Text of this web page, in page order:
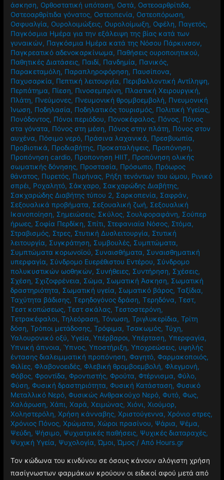
άσκηση, Ορθοστατική υπόταση, Οστά, Οστεοαρθρίτιδα,
Οστεοαρθρίτιδα γόνατος, Οστεοπενία, Οστεοπόρωση,
Οσφυαλγία, Ουρολοιμώξεις, Ουρολοίμωξη, Οφέλη, Παγετός,
Παγκόσμια Ημέρα για την εξάλειψη της βίας κατά των
γυναικών, Παγκόσμια Ημέρα κατά της Νόσου Πάρκινσον,
Παγκρεατικό αδενοκαρκίνωμα, Παθήσεις ουροποιητικού,
Παθητικές Διατάσεις, Παιδί, Πανδημία, Πανικός,
Παρακεταμόλη, Παραπληροφόρηση, Παυσίπονα,
Παχυσαρκία, Πεπτική λειτουργία, Περιβαλλοντική Αντίληψη,
Περπάτημα, Πίεση, Πινοσεμπρίνη, Πλαστική Χειρουργική,
Πλάτη, Πνεύμονες, Πνευμονική θρομβοεμβολή, Πνευμονική
Ίνωση, Ποδηλασία, Ποδηλατικός τουρισμός, Πολιτική Υγείας,
Πονόδοντος, Πόνοι περιόδου, Πονοκέφαλος, Πόνος, Πόνος
στα γόνατα, Πόνος στη μέση, Πόνος στην πλάτη, Πόνος στον
αυχένα, Πόσιμο νερό, Πράσινα λαχανικά, Πρεσβυωπία,
Προβιοτικά, Προδιαβήτης, Προκαταλήψεις, Προπόνηση,
Προπόνηση cardio, Προπονηση HIIT, Προπόνηση ολικής
σωματικής δόνησης, Προστασία, Πρόσωπο, Πρόωρος
θάνατος, Πυρετός, Πυρήνας, Ρήξη τενόντων του ώμου, Ρινικό
σπρέι, Ροχαλητό, Σάκχαρο, Σακχαρώδης Διαβήτης,
Σακχαρώδης Διαβήτης τύπου 2, Σαρκοπενία, Σαφράν,
Σεξουαλικά προβήματα, Σεξουαλική ζωή, Σεξουαλική
Ικανοποίηση, Σημειώσεις, Σκύλος, Σουλφοραφάνη, Σούπερ
ήρωες, Σοφία Περδίκη, Σπίτι, Στεφανιαία Νόσος, Στόμα,
Στραβισμός, Στρες, Στυτική Δυσλειτουργία, Στυτική
λειτουργία, Συγκράτηση, Συμβουλές, Συμπτώματα,
Συμπτώματα κορωνοϊού, Συναισθήματα, Συναισθηματική
υπερφαγία, Σύνδρομο Ευερέθιστου Εντέρου, Σύνδρομο
πολυκυστικών ωοθηκών, Συνήθειες, Συντήρηση, Σχέσεις,
Σχέση, Σχιζοφρένεια, Σώμα, Σωματική Άσκηση, Σωματική
δραστηριότητα, Σωματική υγεία, Σωματικό βάρος,Ταξίδια,
Ταχύτητα βάδισης,Τερηδογόνος δράση,Τερηδόνα,Τεστ,
Τεστ κοπώσεως,Τεστ σκάλας,Τεστοστερόνη,
Τετρακέφαλοι,Τηλεόραση,Τόνωση,Τριγλυκερίδια,Τρίτη
δόση,Τρόποι μετάδοσης,Τρόφιμα,Τσακωμός,Τύχη,
Υαλουρονικό οξύ,Υγεία,Υπέρβαροι,Υπέρταση,Υπερφαγία,
Υπνική άπνοια,Ύπνος,Υποστήριξη,Υποχρεώσεις, υψηλής
έντασης διαλειμματική προπόνηση,Φαγητό,Φαρμακοποιός,
Φιλίες,Φλαβονοειδές,Φλεβική θρομβοεμβολή,Φλεγμονή,
Φόβος,Φροντίδα,Φροντιστής,Φρούτα,Φτέρνισμα,Φύλο,
Φύση,Φυσική δραστηριότητα,Φυσική Κατάσταση,Φυσικό
Μεταλλικό Νερό,Φυσικώς Ανθρακούχο Νερό,Φυτό,Φως,
Χαλάρωση,Χάπι,Χαρά,Χειμώνας,Χιόνι,Χιούμορ,
Χοληστερόλη,Χρήση κάνναβης,Χριστούγεννα,Χρόνιο στρες,
Χρόνιος Πόνος,Χρώματα,Χώροι πρασίνου, Ψάρια, Ψέμα,
Ψεύδη, Ψήσιμο, Ψυχιατρικές παθήσεις, Ψυχικές διαταραχές,
Ψυχική Υγεία, Ψυχολογία,Ώμοι,Ώμος / Από Hours.gr
Τον κώδωνα του κινδύνου σε όσους κάνουν αλόγιστη χρήση
πασίγνωστων φαρμάκων κρούουν οι ειδικοί αφού μετά από